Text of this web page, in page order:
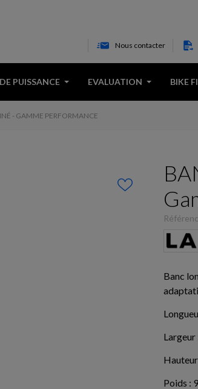
Nous contacter
PUISSANCE EVALUATION BIKE
- GAMME PERFORMANCE
Banc
Largeur
Poids :